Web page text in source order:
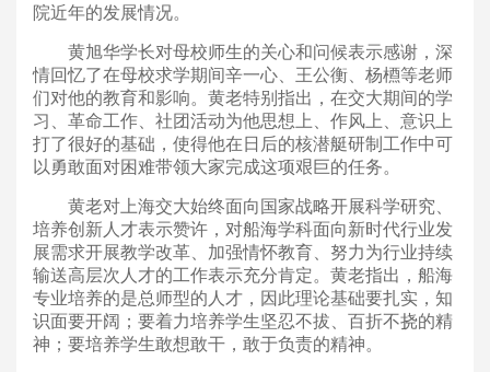
院近年的发展情况。
黄旭华学长对母校师生的关心和问候表示感谢，深
情回忆了在母校求学期间辛一心、王公衡、杨槱等老师
们对他的教育和影响。黄老特别指出，在交大期间的学
习、革命工作、社团活动为他思想上、作风上、意识上
打了很好的基础，使得他在日后的核潜艇研制工作中可
以勇敢面对困难带领大家完成这项艰巨的任务。
黄老对上海交大始终面向国家战略开展科学研究、
培养创新人才表示赞许，对船海学科面向新时代行业发
展需求开展教学改革、加强情怀教育、努力为行业持续
输送高层次人才的工作表示充分肯定。黄老指出，船海
专业培养的是总师型的人才，因此理论基础要扎实，知
识面要开阔；要着力培养学生坚忍不拔、百折不挠的精
神；要培养学生敢想敢干，敢于负责的精神。